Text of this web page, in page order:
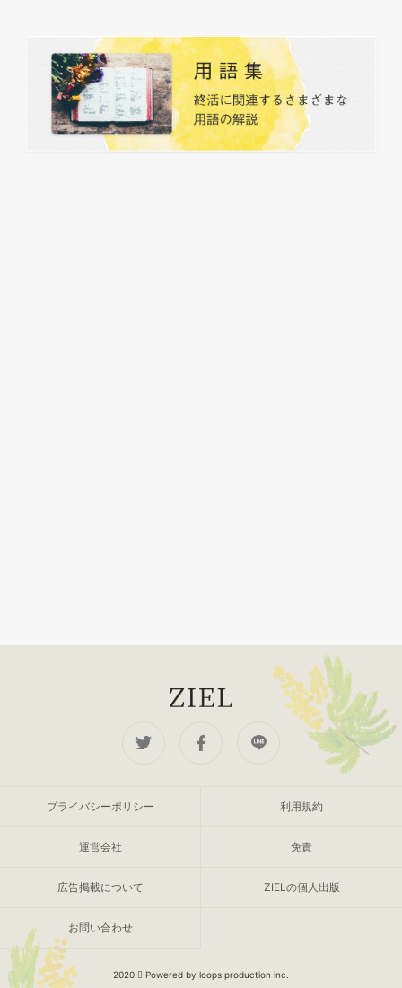
プライバシーポリシー 利用規約
運営会社 免責
広告掲載について ZIELの個人出版
お問い合わせ
2020 Powered by loops production inc.